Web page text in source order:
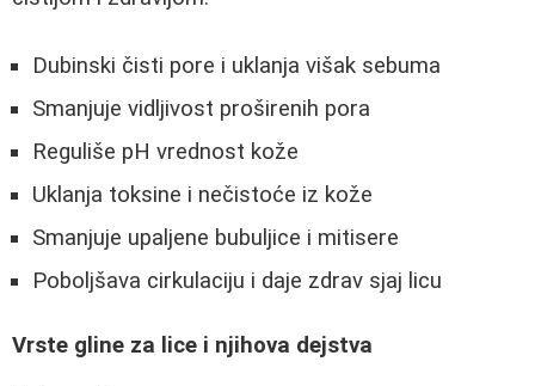
Dubinski čisti pore i uklanja višak sebuma
Smanjuje vidljivost proširenih pora
Reguliše pH vrednost kože
Uklanja toksine i nečistoće iz kože
Smanjuje upaljene bubuljice i mitisere
Poboljšava cirkulaciju i daje zdrav sjaj licu
Vrste gline za lice i njihova dejstva